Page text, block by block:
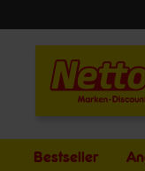
Bestseller